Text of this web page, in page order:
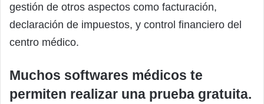
gestión de otros aspectos como facturación,
declaración de impuestos, y control financiero del
centro médico.
Muchos softwares médicos te
permiten realizar una prueba gratuita.